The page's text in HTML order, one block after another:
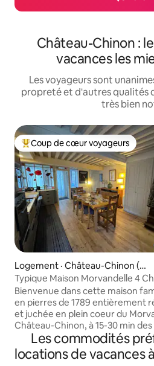
Château-Chinon :
vacances les
Les voyageurs sont
propreté et d'autres qualités
très bien
Coup de cœur voyageurs parmi
Coup de cœur voyageurs
Logement · Château-Chinon (Vill
e)
Typique Maison Morvandelle 4
jardin/cour.
Bienvenue dans cette maison
en pierres de 1789 entièrement
et juchée en plein coeur du
Château-Chinon, à 15-30 min des
lacs (Pannecière - Les Settons)
ville Gallo-Romaine d'Autun.
ancienne & typique bâtisse
Les commodités
locations de vacances